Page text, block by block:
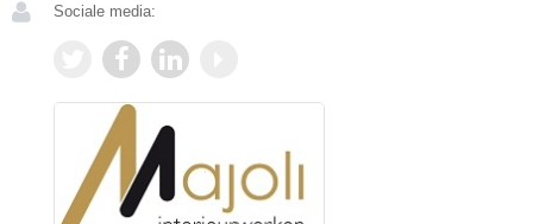
Sociale media: